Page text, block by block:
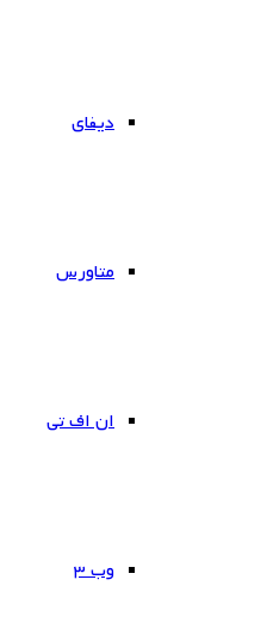
دیفای
متاورس
ان اف تی
وب ۳